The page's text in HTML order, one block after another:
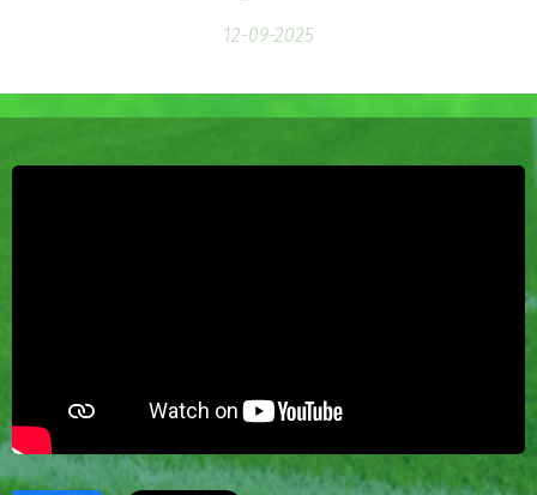
12-09-2025